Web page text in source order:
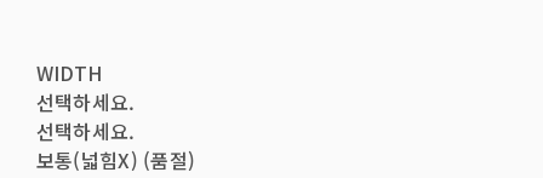
WIDTH
선택하세요.
선택하세요.
보통(넓힘X) (품절)